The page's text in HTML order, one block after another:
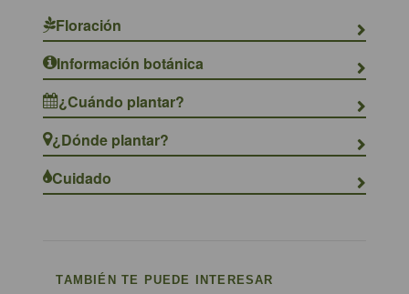
Floración
Información botánica
¿Cuándo plantar?
¿Dónde plantar?
Cuidado
TAMBIÉN TE PUEDE INTERESAR